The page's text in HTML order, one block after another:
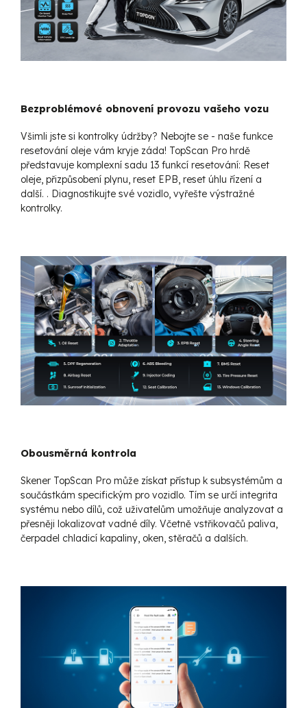
Bezproblémové obnovení provozu vašeho vozu
Všimli jste si kontrolky údržby? Nebojte se - naše funkce
resetování oleje vám kryje záda! TopScan Pro hrdě
představuje komplexní sadu 13 funkcí resetování: Reset
oleje, přizpůsobení plynu, reset EPB, reset úhlu řízení a
další. . Diagnostikujte své vozidlo, vyřešte výstražné
kontrolky.
Obousměrná kontrola
Skener TopScan Pro může získat přístup k subsystémům a
součástkám specifickým pro vozidlo. Tím se určí integrita
systému nebo dílů, což uživatelům umožňuje analyzovat a
přesněji lokalizovat vadné díly. Včetně vstřikovačů paliva,
čerpadel chladicí kapaliny, oken, stěračů a dalších.